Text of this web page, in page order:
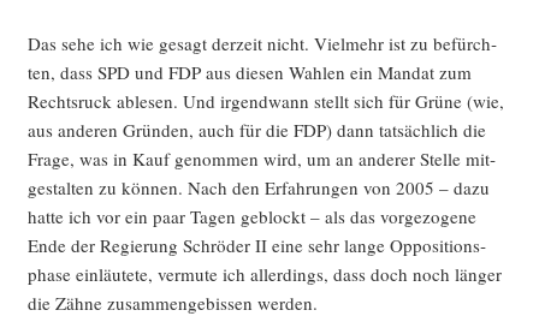
Das sehe ich wie gesagt der­zeit nicht. Viel­mehr ist zu befürch­
ten, dass SPD und FDP aus die­sen Wah­len ein Man­dat zum
Rechts­ruck able­sen. Und irgend­wann stellt sich für Grü­ne (wie,
aus ande­ren Grün­den, auch für die FDP) dann tat­säch­lich die
Fra­ge, was in Kauf genom­men wird, um an ande­rer Stel­le mit­
ge­stal­ten zu kön­nen. Nach den Erfah­run­gen von 2005 – dazu
hat­te ich vor ein paar Tagen geblockt – als das vor­ge­zo­ge­ne
Ende der Regie­rung Schrö­der II eine sehr lan­ge Oppo­si­ti­ons­
pha­se ein­läu­te­te, ver­mu­te ich aller­dings, dass doch noch län­ger
die Zäh­ne zusam­men­ge­bis­sen werden.